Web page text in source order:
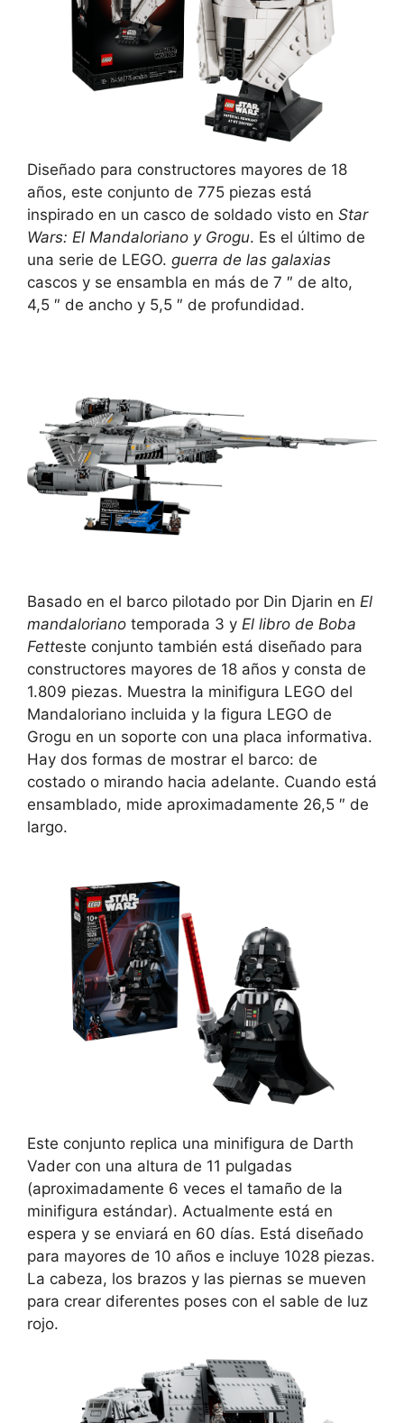
Diseñado para constructores mayores de 18
años, este conjunto de 775 piezas está
inspirado en un casco de soldado visto en Star
Wars: El Mandaloriano y Grogu. Es el último de
una serie de LEGO. guerra de las galaxias
cascos y se ensambla en más de 7 ″ de alto,
4,5 ″ de ancho y 5,5 ″ de profundidad.
Basado en el barco pilotado por Din Djarin en El
mandaloriano temporada 3 y El libro de Boba
Fetteste conjunto también está diseñado para
constructores mayores de 18 años y consta de
1.809 piezas. Muestra la minifigura LEGO del
Mandaloriano incluida y la figura LEGO de
Grogu en un soporte con una placa informativa.
Hay dos formas de mostrar el barco: de
costado o mirando hacia adelante. Cuando está
ensamblado, mide aproximadamente 26,5 ″ de
largo.
Este conjunto replica una minifigura de Darth
Vader con una altura de 11 pulgadas
(aproximadamente 6 veces el tamaño de la
minifigura estándar). Actualmente está en
espera y se enviará en 60 días. Está diseñado
para mayores de 10 años e incluye 1028 piezas.
La cabeza, los brazos y las piernas se mueven
para crear diferentes poses con el sable de luz
rojo.